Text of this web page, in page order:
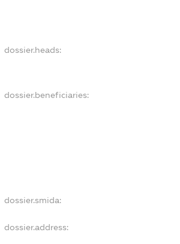
dossier.heads:
dossier.beneficiaries:
dossier.smida:
dossier.address: